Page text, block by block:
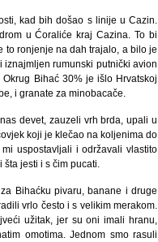
kad bih došao s linije u Cazin.
u Ćoraliće kraj Cazina. To bi
to ronjenje na dah trajalo, a bilo je
iznajmljen rumunski putnički avion
Bihać 30% je išlo Hrvatskoj
i granate za minobacače.
devet, zauzeli vrh brda, upali u
koji je klečao na koljenima do
uspostavljali i održavali vlastito
jesti i s čim pucati.
Bihaćku pivaru, banane i druge
vrlo često i s velikim merakom.
užitak, jer su oni imali hranu,
omotima. Jednom smo rasuli